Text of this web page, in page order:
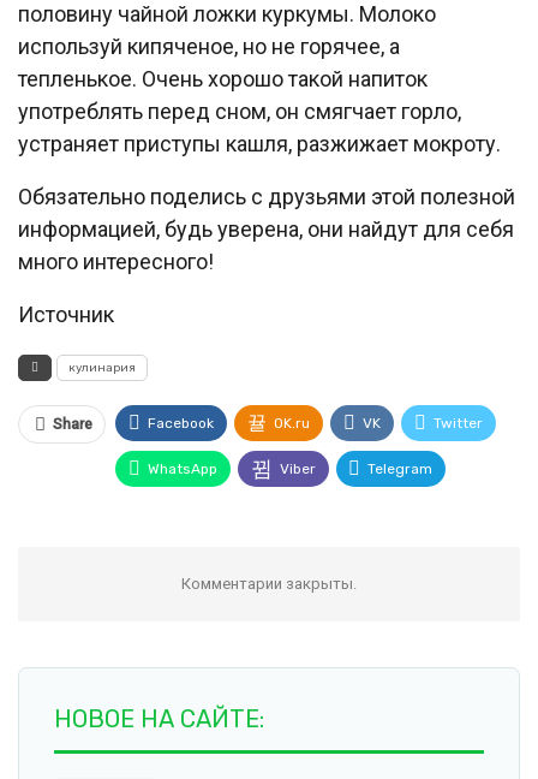
половину чайной ложки куркумы. Молоко
используй кипяченое, но не горячее, а
тепленькое. Очень хорошо такой напиток
употреблять перед сном, он смягчает горло,
устраняет приступы кашля, разжижает мокроту.
Обязательно поделись с друзьями этой полезной
информацией, будь уверена, они найдут для себя
много интересного!
Источник
кулинария
Share Facebook OK.ru VK Twitter
WhatsApp Viber Telegram
Комментарии закрыты.
НОВОЕ НА САЙТЕ: